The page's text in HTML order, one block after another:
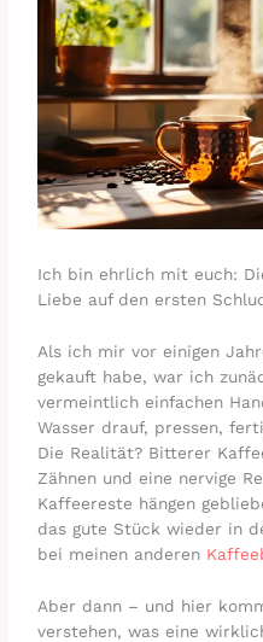
Ich bin ehrlich mit euch:
Liebe auf den ersten
Als ich mir vor einigen
gekauft habe, war ich
vermeintlich einfachen
Wasser drauf, pressen,
Die Realität? Bitterer
Zähnen und eine nervige
Kaffeereste hängen
das gute Stück wieder in
bei meinen anderen
Aber dann – und hier
verstehen, was eine